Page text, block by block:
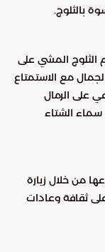
بالثلوج.
الثلوج المشي على
مع الاستمتاع
على الرمال
سماء الشتاء
من خلال زيارة
ثقافة وعادات